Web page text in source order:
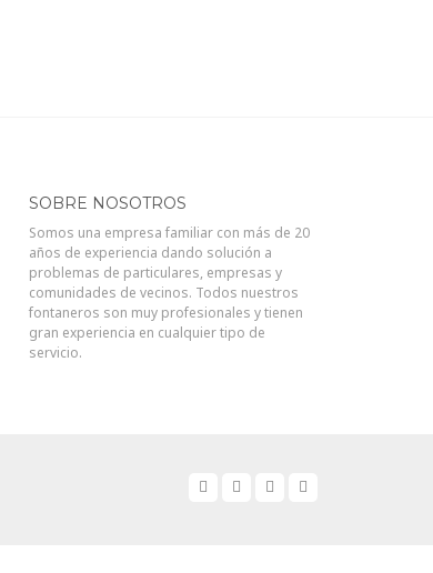
SOBRE NOSOTROS
Somos una empresa familiar con más de 20
años de experiencia dando solución a
problemas de particulares, empresas y
comunidades de vecinos. Todos nuestros
fontaneros son muy profesionales y tienen
gran experiencia en cualquier tipo de
servicio.